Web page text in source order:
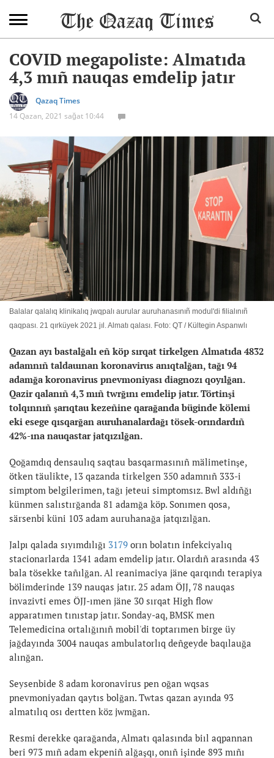
COVID megapoliste: Almatıda
4,3 mıñ nauqas emdelip jatır
Qazaq Times
14 Qazan, 2021 sağat 10:44
Balalar qalalıq klinikalıq jwqpalı aurular auruhanasınıñ modul'di filialınıñ
qaqpası. 21 qırküyek 2021 jıl. Almatı qalası. Foto: QT / Kültegin Aspanwlı
Qazan ayı bastalğalı eñ köp sırqat tirkelgen Almatıda 4832
adamnıñ taldauınan koronavirus anıqtalğan, tağı 94
adamğa koronavirus pnevmoniyası diagnozı qoyılğan.
Qazir qalanıñ 4,3 mıñ twrğını emdelip jatır. Törtinşi
tolqınnıñ şarıqtau kezeñine qarağanda büginde kölemi
eki esege qısqarğan auruhanalardağı tösek-orındardıñ
42%-ına nauqastar jatqızılğan.
Qoğamdıq densaulıq saqtau basqarmasınıñ mälimetinşe,
ötken täulikte, 13 qazanda tirkelgen 350 adamnıñ 333-i
simptom belgilerimen, tağı jeteui simptomsız. Bwl aldıñğı
künmen salıstırğanda 81 adamğa köp. Sonımen qosa,
särsenbi küni 103 adam auruhanağa jatqızılğan.
Jalpı qalada sıyımdılığı 3179 orın bolatın infekciyalıq
stacionarlarda 1341 adam emdelip jatır. Olardıñ arasında 43
bala tösekke tañılğan. Al reanimaciya jäne qarqındı terapiya
bölimderinde 139 nauqas jatır. 25 adam ÖJJ, 78 nauqas
invazivti emes ÖJJ-ımen jäne 30 sırqat High flow
apparatımen tınıstap jatır. Sonday-aq, BMSK men
Telemedicina ortalığınıñ mobil'di toptarımen birge üy
jağdayında 3004 nauqas ambulatorlıq deñgeyde baqılauğa
alınğan.
Seysenbide 8 adam koronavirus pen oğan wqsas
pnevmoniyadan qaytıs bolğan. Twtas qazan ayında 93
almatılıq osı dertten köz jwmğan.
Resmi derekke qarağanda, Almatı qalasında biıl aqpannan
beri 973 mıñ adam ekpeniñ alğaşqı, onıñ işinde 893 mıñı